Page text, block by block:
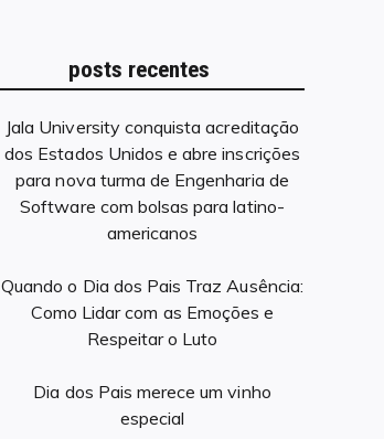
posts recentes
Jala University conquista acreditação
dos Estados Unidos e abre inscrições
para nova turma de Engenharia de
Software com bolsas para latino-
americanos
Quando o Dia dos Pais Traz Ausência:
Como Lidar com as Emoções e
Respeitar o Luto
Dia dos Pais merece um vinho
especial